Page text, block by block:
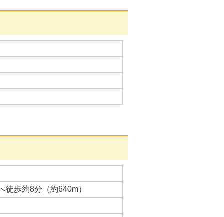
徒歩約8分（約640m）